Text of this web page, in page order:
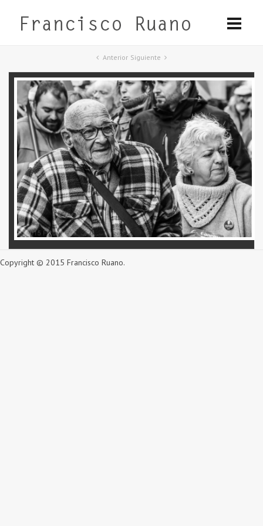
Anterior Siguiente
Copyright © 2015 Francisco Ruano.